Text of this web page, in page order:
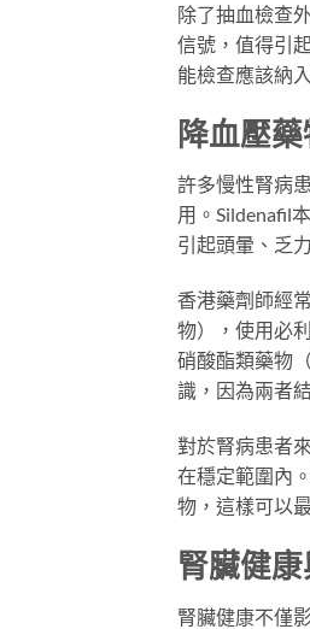
除了抽血檢查
信號，值得引
能檢查應該納
降血壓
許多慢性腎病
用。Sildenafil
引起頭暈、乏
香港藥劑師經
物），使用必
硝酸酯類藥物
識，因為兩者
對於腎病患者
在穩定範圍內
物，這樣可以
腎臟健
腎臟健康不僅